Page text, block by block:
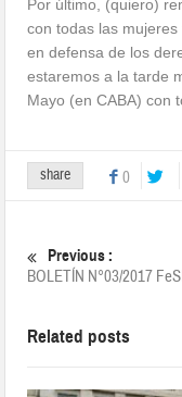
Por último, (quiero)
con todas las
en defensa de los
estaremos a la tarde
Mayo (en CABA) con
share 0
Previous :
BOLETÍN N°03/2017
Related posts